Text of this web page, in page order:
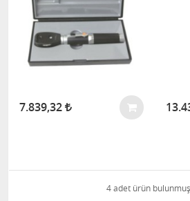
7.839,32
4 adet ürün